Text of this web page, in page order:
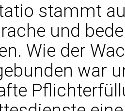
stammt
und
Wie der
war